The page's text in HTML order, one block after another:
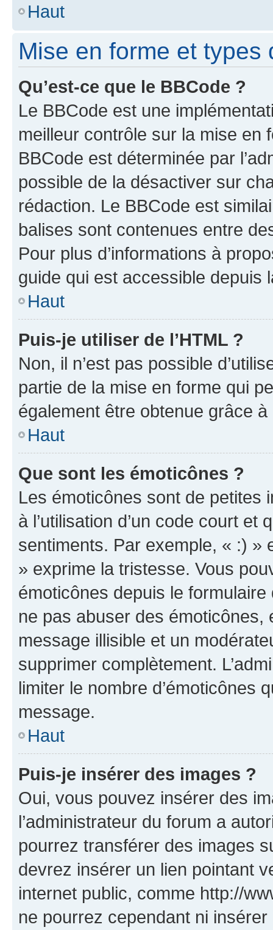
Haut
Mise en forme et types
Qu’est-ce que le BBCode ?
Le BBCode est une
meilleur contrôle sur la mise en
BBCode est déterminée par
possible de la désactiver sur
rédaction. Le BBCode est
balises sont contenues entre
Pour plus d’informations à
guide qui est accessible depuis
Haut
Puis-je utiliser de l’HTML ?
Non, il n’est pas possible
partie de la mise en forme qui
également être obtenue grâce à
Haut
Que sont les émoticônes ?
Les émoticônes sont de petites
à l’utilisation d’un code court et
sentiments. Par exemple, « :) »
» exprime la tristesse. Vous
émoticônes depuis le
ne pas abuser des
message illisible et un
supprimer complètement.
limiter le nombre d’émoticônes
message.
Haut
Puis-je insérer des images ?
Oui, vous pouvez insérer des
l’administrateur du forum a
pourrez transférer des images
devrez insérer un lien pointant
internet public, comme http://
ne pourrez cependant ni